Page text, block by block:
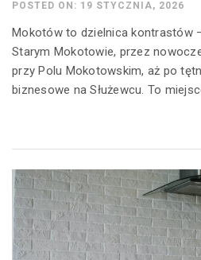
POSTED ON: 19 STYCZNIA, 2026
Mokotów to dzielnica kontrastów
Starym Mokotowie, przez
przy Polu Mokotowskim, aż po
biznesowe na Służewcu. To